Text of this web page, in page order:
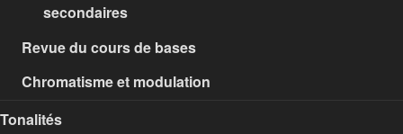
secondaires
Revue du cours de bases
Chromatisme et modulation
Tonalités